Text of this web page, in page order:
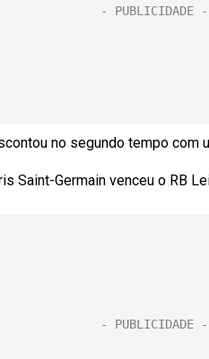
no segundo tempo com
Saint-Germain venceu o RB